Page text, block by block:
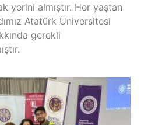
yerini almıştır. Her yaştan
Atatürk Üniversitesi
gerekli